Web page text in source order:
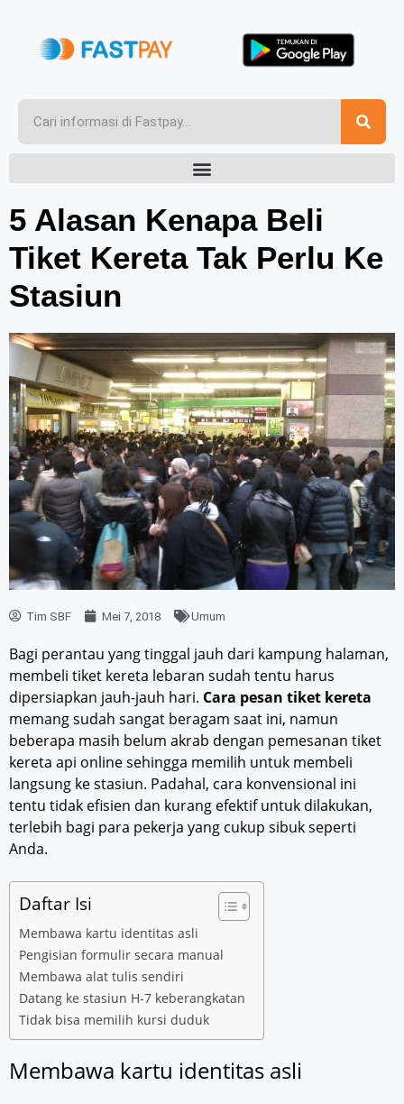
5 Alasan Kenapa Beli
Tiket Kereta Tak Perlu Ke
Stasiun
Tim SBF Mei 7, 2018 Umum
Bagi perantau yang tinggal jauh dari kampung halaman,
membeli tiket kereta lebaran sudah tentu harus
dipersiapkan jauh-jauh hari. Cara pesan tiket kereta
memang sudah sangat beragam saat ini, namun
beberapa masih belum akrab dengan pemesanan tiket
kereta api online sehingga memilih untuk membeli
langsung ke stasiun. Padahal, cara konvensional ini
tentu tidak efisien dan kurang efektif untuk dilakukan,
terlebih bagi para pekerja yang cukup sibuk seperti
Anda.
Daftar Isi
Membawa kartu identitas asli
Pengisian formulir secara manual
Membawa alat tulis sendiri
Datang ke stasiun H-7 keberangkatan
Tidak bisa memilih kursi duduk
Membawa kartu identitas asli